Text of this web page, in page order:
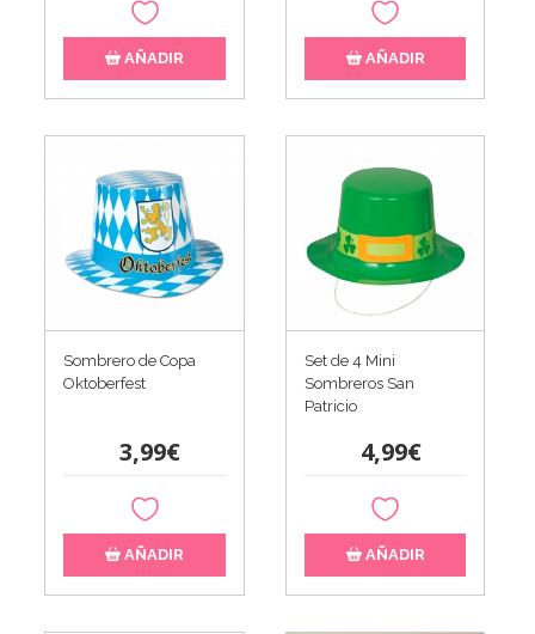
AÑADIR AÑADIR
Sombrero de Copa
Oktoberfest
3,99€
AÑADIR
Set de 4 Mini
Sombreros San
Patricio
4,99€
AÑADIR